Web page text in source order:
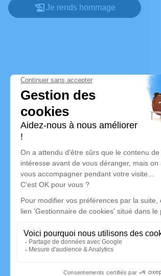
Je rends hommage